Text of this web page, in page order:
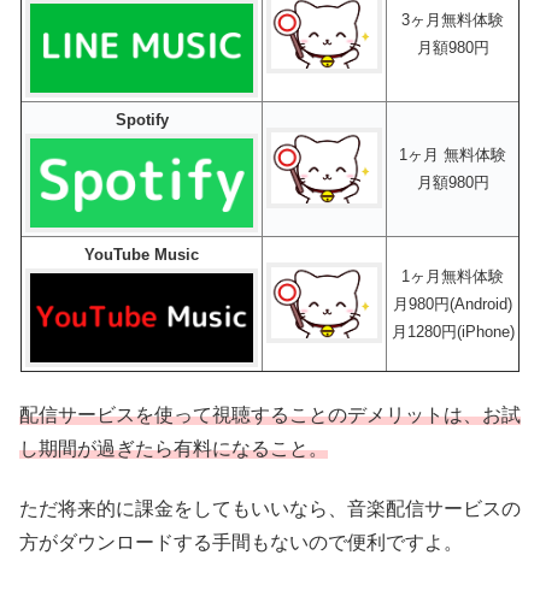
3ヶ月無料体験
月額980円
Spotify
1ヶ月 無料体験
月額980円
YouTube Music
1ヶ月無料体験
月980円(Android)
月1280円(iPhone)
配信サービスを使って視聴することのデメリットは、お試
し期間が過ぎたら有料になること。
ただ将来的に課金をしてもいいなら、音楽配信サービスの
方がダウンロードする手間もないので便利ですよ。